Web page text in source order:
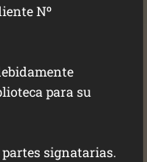
Nº
para su
partes signatarias.